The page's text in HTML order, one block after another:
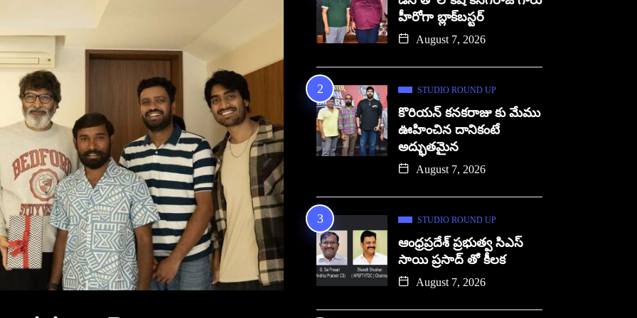
హీరోగా బ్లాక్‌బస్టర్
August 7, 2026
STUDIO ROUND UP
కొరియన్ కనకరాజు కు మేము
ఊహించిన దానికంటే
అద్భుతమైన
August 7, 2026
STUDIO ROUND UP
ఆంధ్రప్రదేశ్ ప్రభుత్వ సిఎస్
సాయి ప్రసాద్ తో కీలక
August 7, 2026